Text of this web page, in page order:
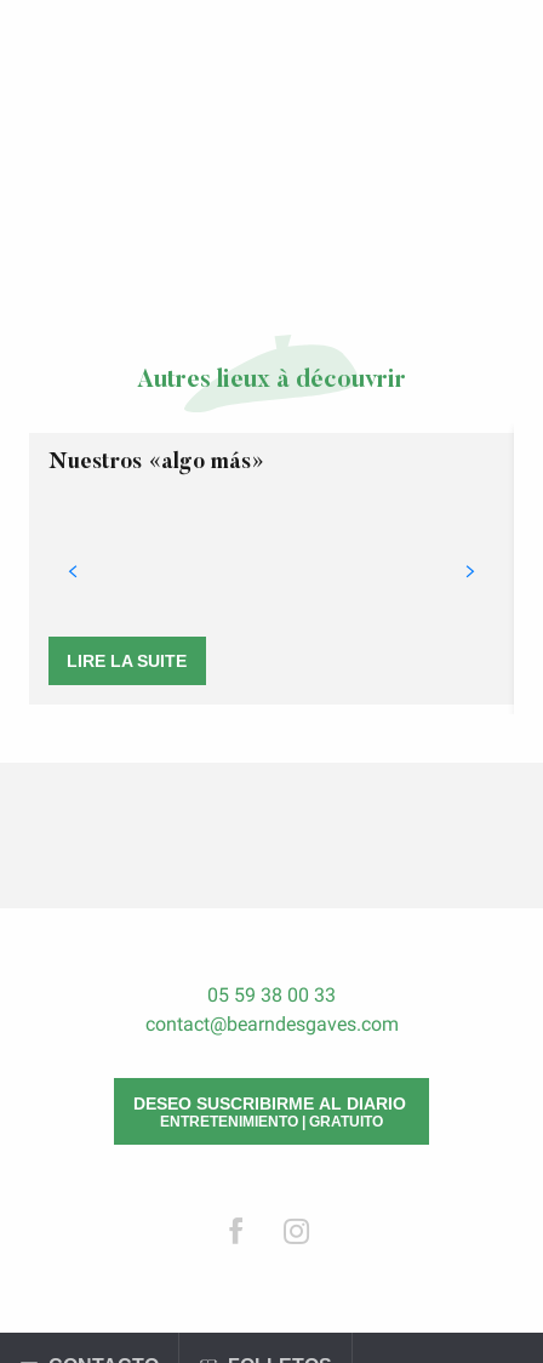
Autres lieux à découvrir
Nuestros «algo más»
LIRE LA SUITE
05 59 38 00 33
contact@bearndesgaves.com
DESEO SUSCRIBIRME AL DIARIO
ENTRETENIMIENTO | GRATUITO